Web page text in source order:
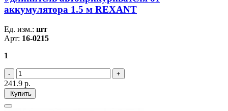
аккумулятора 1.5 м REXANT
Ед. изм.: шт
Арт: 16-0215
1
241.9 р.
Купить